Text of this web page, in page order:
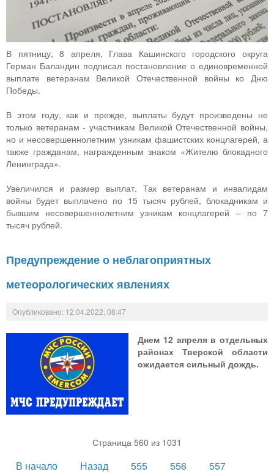
В пятницу, 8 апреля, Глава Кашинского городского округа
Герман Баландин подписал постановление о единовременной
выплате ветеранам Великой Отечественной войны ко Дню
Победы.
В этом году, как и прежде, выплаты будут произведены не
только ветеранам - участникам Великой Отечественной войны,
но и несовершеннолетним узникам фашистских концлагерей, а
также гражданам, награжденным знаком «Жителю блокадного
Ленинграда».
Увеличился и размер выплат. Так ветеранам и инвалидам
войны будет выплачено по 15 тысяч рублей, блокадникам и
бывшим несовершеннолетним узникам концлагерей – по 7
тысяч рублей.
Предупреждение о неблагоприятных
метеорологических явлениях
Опубликовано: 12.04.2022, 08:47
Днем 12 апреля в отдельных
районах Тверской области
ожидается сильный дождь.
Страница 560 из 1031
В начало Назад 555 556
557